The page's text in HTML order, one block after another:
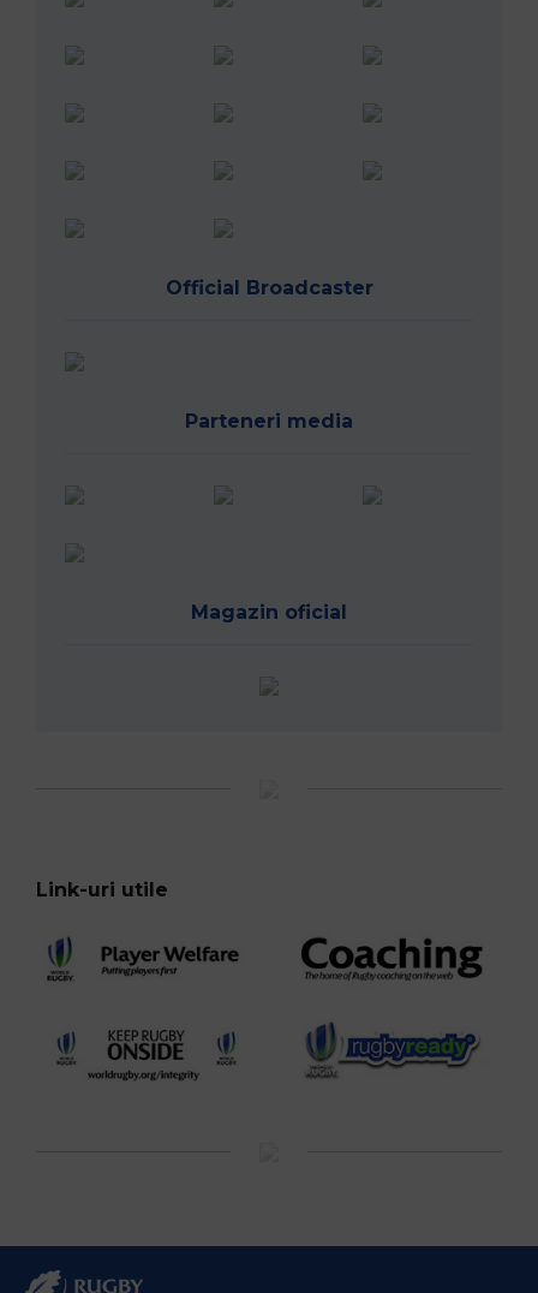
Official Broadcaster
Parteneri media
Magazin oficial
Link-uri utile